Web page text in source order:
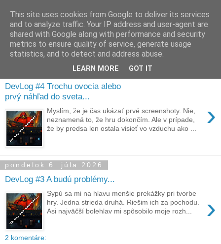
sobota 1. augusta 2026
DevLog #4 Trochu ovocia alebo
prvý náhľad do sveta...
›
Myslím, že je čas ukázať prvé screenshoty. Nie,
neznamená to, že hru dokončím. Ale v prípade,
že by predsa len ostala visieť vo vzduchu ako ...
pondelok 6. júla 2026
DevLog #3 A budú problémy...
›
Sypú sa mi na hlavu menšie prekážky pri tvorbe
hry. Jedna strieda druhá. Riešim ich za pochodu.
Asi najväčší bolehlav mi spôsobilo moje rozh...
2 komentáre:
This site uses cookies from Google to deliver its services
and to analyze traffic. Your IP address and user-agent are
shared with Google along with performance and security
metrics to ensure quality of service, generate usage
statistics, and to detect and address abuse.
LEARN MORE GOT IT